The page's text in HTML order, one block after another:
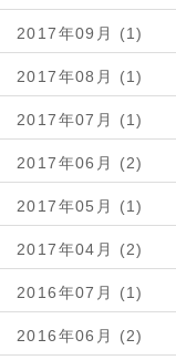
2017年09月 (1)
2017年08月 (1)
2017年07月 (1)
2017年06月 (2)
2017年05月 (1)
2017年04月 (2)
2016年07月 (1)
2016年06月 (2)